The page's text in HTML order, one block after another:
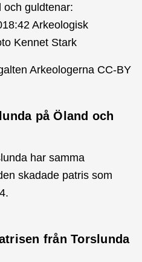
och guldtenar:
Arkeologisk
Kennet Stark
Arkeologerna CC-BY
på Öland och
har samma
skadade patris som
från Torslunda